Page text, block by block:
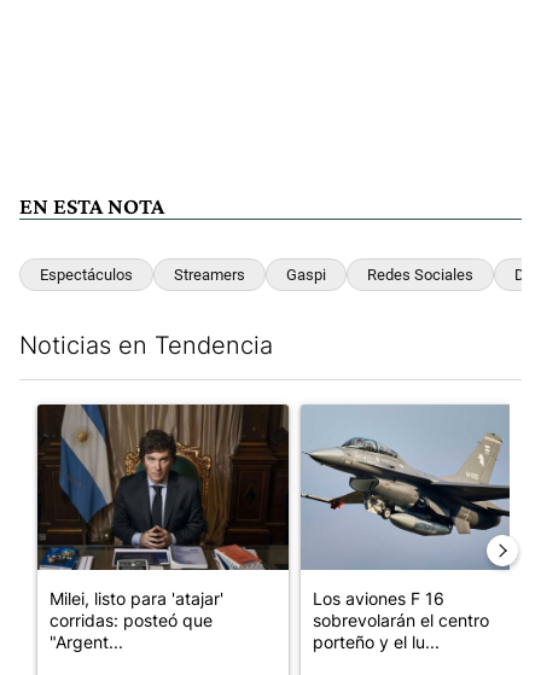
EN ESTA NOTA
Espectáculos Streamers Gaspi Redes Sociales
Noticias en Tendencia
Un artículo de tendencia con el título "Milei, listo para 'atajar'
Milei, listo para 'atajar'
corridas: posteó que
"Argent...
Los aviones F 16
sobrevolarán el centro
porteño y el lu...